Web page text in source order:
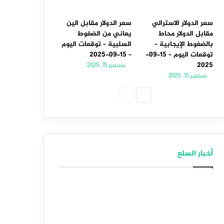
سعر الدولار الاسترالي
مقابل الدولار محاط
بالضغوط الإيجابية –
توقعات اليوم – 15-09-
2025
سبتمبر 15, 2025
سعر الدولار مقابل الين
يعاني من الضغوط
السلبية – توقعات اليوم
– 15-09-2025
سبتمبر 15, 2025
أخبار السلع